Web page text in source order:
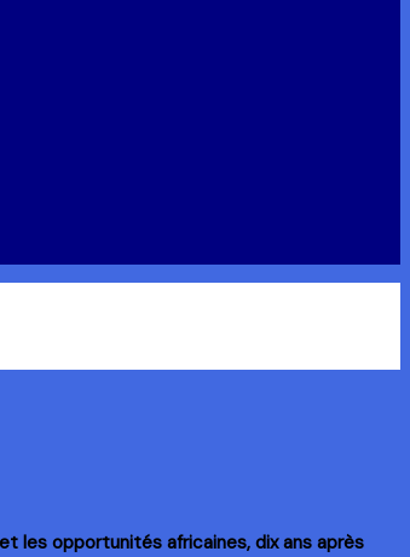
les opportunités africaines, dix ans après